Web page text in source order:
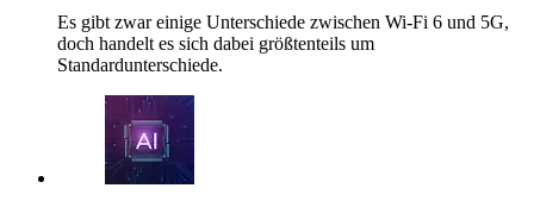
Es gibt zwar einige Unterschiede zwischen Wi-Fi 6 und 5G,
doch handelt es sich dabei größtenteils um
Standardunterschiede.